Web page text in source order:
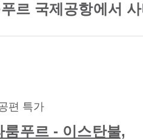
르 국제공항에서
편 특가
룸푸르 - 이스탄불,